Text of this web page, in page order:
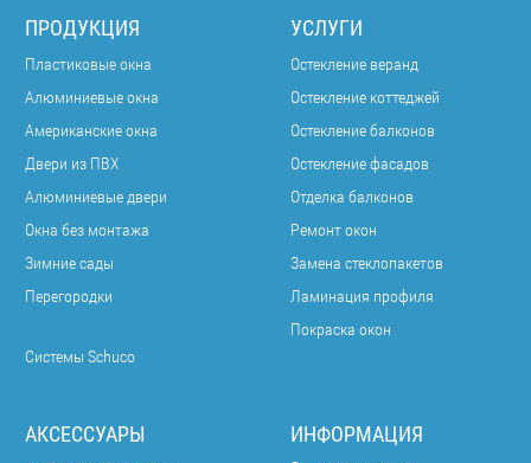
ПРОДУКЦИЯ
Пластиковые окна
Алюминиевые окна
Американские окна
Двери из ПВХ
Алюминиевые двери
Окна без монтажа
Зимние сады
Перегородки
Системы Schuco
УСЛУГИ
Остекление веранд
Остекление коттеджей
Остекление балконов
Остекление фасадов
Отделка балконов
Ремонт окон
Замена стеклопакетов
Ламинация профиля
Покраска окон
АКСЕССУАРЫ ИНФОРМАЦИЯ